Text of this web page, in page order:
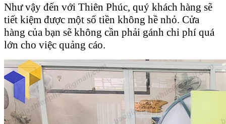
Như vậy đến với Thiên Phúc, quý khách hàng sẽ
tiết kiệm được một số tiền không hề nhỏ. Cửa
hàng của bạn sẽ không cần phải gánh chi phí quá
lớn cho việc quảng cáo.